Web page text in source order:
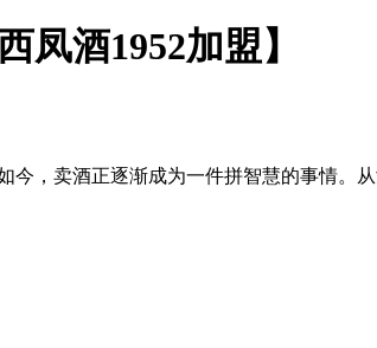
凤酒1952加盟】
今，卖酒正逐渐成为一件拼智慧的事情。